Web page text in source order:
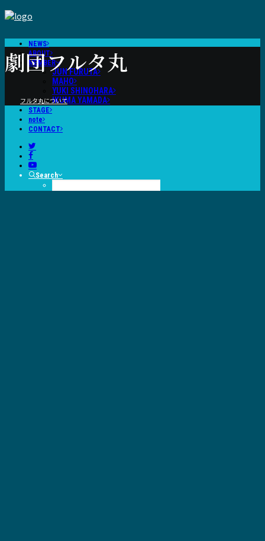
NEWS
ABOUT
MEMBER
JUN FURUTA
MAHO
YUKI SHINOHARA
IKUMA YAMADA
STAGE
note
CONTACT
Search
劇団フルタ丸
フルタ丸について